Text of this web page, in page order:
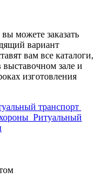
можете заказать
вариант
вам все каталоги,
зале и
изготовления
транспорт
Ритуальный